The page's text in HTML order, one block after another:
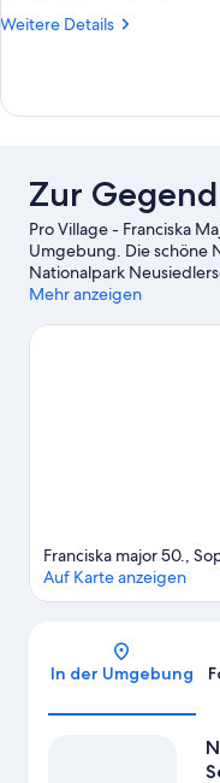
Weitere Details
Weitere
Doppelzimmer
Zur Gegend
Pro Village - Franciska
Umgebung. Die schöne
Nationalpark
Wenn du dagegen eher
Mehr anzeigen
Franciska major 50.,
Auf Karte anzeigen
In der Umgebung